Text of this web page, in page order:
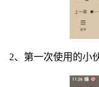
2、第一次使用的小